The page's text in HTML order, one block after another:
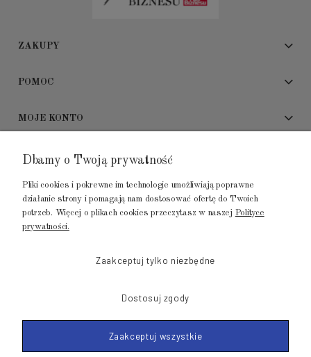
ZAKUPY
POMOC
MOJE KONTO
ADRES SHOWROOMU
GALERIA METROPOLIA
ul. Jana Kilińskiego 4
Dbamy o Twoją prywatność
Pliki cookies i pokrewne im technologie umożliwiają poprawne
działanie strony i pomagają nam dostosować ofertę do Twoich
potrzeb. Więcej o plikach cookies przeczytasz w naszej Polityce
prywatności.
Zaakceptuj tylko niezbędne
Dostosuj zgody
Zaakceptuj wszystkie